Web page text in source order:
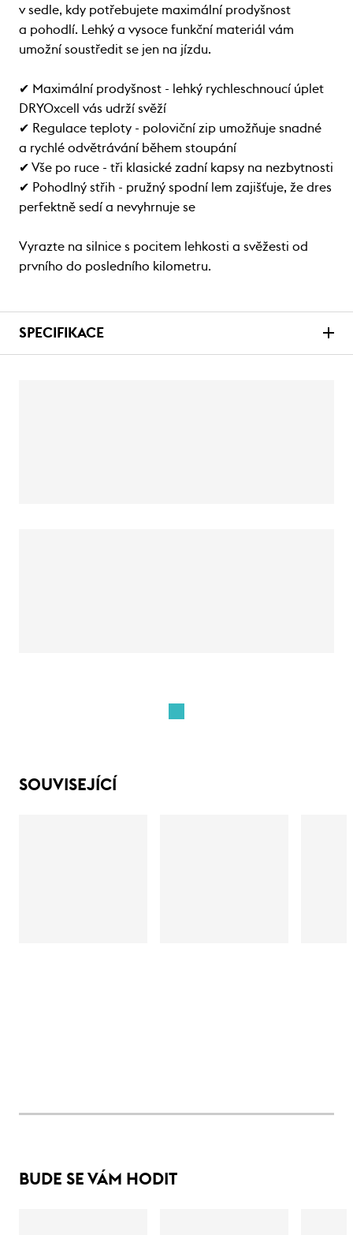
v sedle, kdy potřebujete maximální prodyšnost
a pohodlí. Lehký a vysoce funkční materiál vám
umožní soustředit se jen na jízdu.
✔ Maximální prodyšnost - lehký rychleschnoucí úplet
DRYOxcell vás udrží svěží
✔ Regulace teploty - poloviční zip umožňuje snadné
a rychlé odvětrávání během stoupání
✔ Vše po ruce - tři klasické zadní kapsy na nezbytnosti
✔ Pohodlný střih - pružný spodní lem zajišťuje, že dres
perfektně sedí a nevyhrnuje se
Vyrazte na silnice s pocitem lehkosti a svěžesti od
prvního do posledního kilometru.
SPECIFIKACE
SOUVISEJÍCÍ
BUDE SE VÁM HODIT